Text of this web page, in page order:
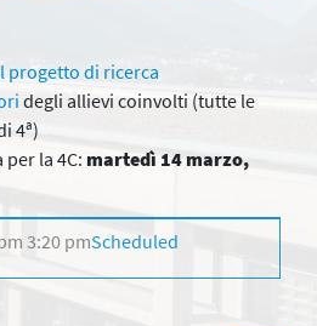
progetto di ricerca
degli allievi coinvolti (tutte le
4ª)
la 4C: martedì 14 marzo,
3:20 pmScheduled